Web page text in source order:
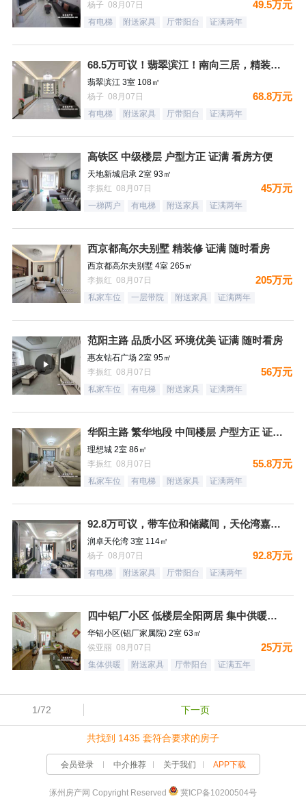
杨子 08月07日
49.5万元
有电梯 附送家具 厅带阳台 证满两年
68.5万可议！翡翠滨江！南向三居，精装未住，满二，全天采光
翡翠滨江 3室 108㎡
杨子 08月07日
68.8万元
有电梯 附送家具 厅带阳台 证满两年
高铁区 中级楼层 户型方正 证满 看房方便
天地新城启承 2室 93㎡
李振红 08月07日
45万元
一梯两户 有电梯 附送家具 证满两年
西京都高尔夫别墅 精装修 证满 随时看房
西京都高尔夫别墅 4室 265㎡
李振红 08月07日
205万元
私家车位 一层带院 附送家具 证满两年
范阳主路 品质小区 环境优美 证满 随时看房
惠友钻石广场 2室 95㎡
李振红 08月07日
56万元
私家车位 有电梯 附送家具 证满两年
华阳主路 繁华地段 中间楼层 户型方正 证满 看房方便
理想城 2室 86㎡
李振红 08月07日
55.8万元
私家车位 有电梯 附送家具 证满两年
92.8万可议，带车位和储藏间，天伦湾嘉园，三居双卫，明厨明
润卓天伦湾 3室 114㎡
杨子 08月07日
92.8万元
有电梯 附送家具 厅带阳台 证满两年
四中铝厂小区 低楼层全阳两居 集中供暖税费低
华铝小区(铝厂家属院) 2室 63㎡
侯亚丽 08月07日
25万元
集体供暖 附送家具 厅带阳台 证满五年
1/72 下一页
共找到 1435 套符合要求的房子
会员登录 中介推荐 关于我们 APP下载
涿州房产网 Copyright Reserved 冀ICP备10200504号